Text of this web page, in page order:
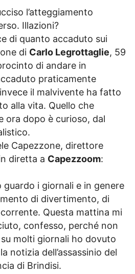
l’atteggiamento
Illazioni?
di quanto accaduto sui
di Carlo Legrottaglie, 59
di andare in
praticamente
il malvivente ha fatto
alla vita. Quello che
ora dopo è curioso, dal
Capezzone, direttore
diretta a Capezzoom:
guardo i giornali e in genere
di divertimento, di
Questa mattina mi
confesso, perché non
molti giornali ho dovuto
notizia dell’assassinio del
di Brindisi.